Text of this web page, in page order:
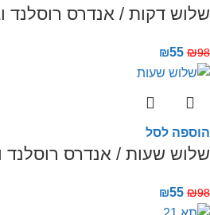
שלוש דקות / אנדרס רוסלנד
₪98
₪55
הוספה לסל
שלוש שעות / אנדרס רוסלנד
₪98
₪55